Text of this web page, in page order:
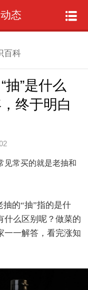
态
百科
抽”是什么
终于明白
见常买的就是老抽和
抽的“抽”指的是什
什么区别呢？做菜的
一一解答，看完涨知